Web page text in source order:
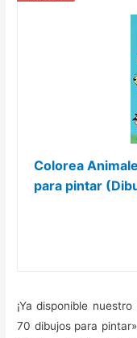
Colorea
para pintar
¡Ya disponible
70 dibujos para